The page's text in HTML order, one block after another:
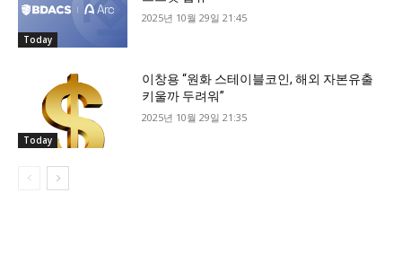
Today
2025년 10월 29일 21:45
Today
이창용 “원화 스테이블코인, 해외 자본유출
키울까 두려워”
2025년 10월 29일 21:35